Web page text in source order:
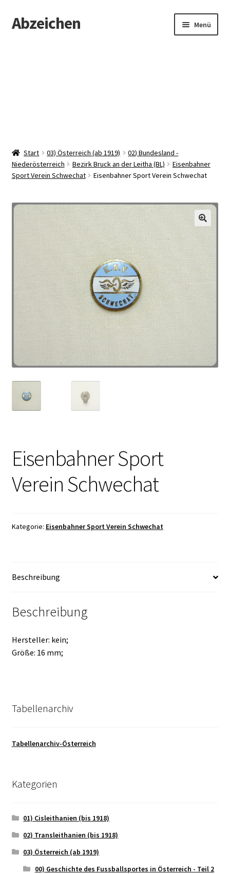
Zur
Navigation
Zum
Inhalt
Abzeichen Menü
Start 03) Österreich (ab 1919)
02) Bundesland -
Niederösterreich
Bezirk Bruck an der Leitha (BL)
Eisenbahner
Sport Verein Schwechat
Eisenbahner Sport Verein Schwechat
Eisenbahner Sport
Verein Schwechat
Kategorie: Eisenbahner Sport Verein Schwechat
Beschreibung
Beschreibung
Hersteller: kein;
Größe: 16 mm;
Tabellenarchiv
Tabellenarchiv-Österreich
Kategorien
01) Cisleithanien (bis 1918)
02) Transleithanien (bis 1918)
03) Österreich (ab 1919)
00) Geschichte des Fussballsportes in Österreich - Teil 2